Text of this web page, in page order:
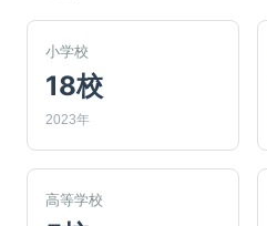
小学校
18校
2023年
高等学校